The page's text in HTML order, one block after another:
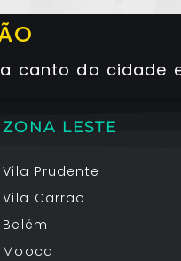
canto da cidade
ZONA LESTE
Vila Prudente
Vila Carrão
Belém
Mooca